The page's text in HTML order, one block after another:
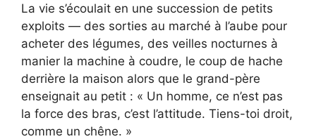
La vie s’écoulait en une succession de petits
exploits — des sorties au marché à l’aube pour
acheter des légumes, des veilles nocturnes à
manier la machine à coudre, le coup de hache
derrière la maison alors que le grand-père
enseignait au petit : « Un homme, ce n’est pas
la force des bras, c’est l’attitude. Tiens-toi droit,
comme un chêne. »